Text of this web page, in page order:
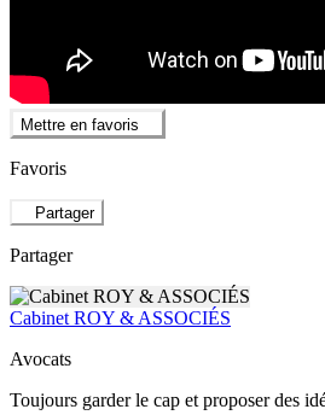
Mettre en favoris
Favoris
Partager
Partager
Cabinet ROY & ASSOCIÉS
Avocats
Toujours garder le cap et proposer des